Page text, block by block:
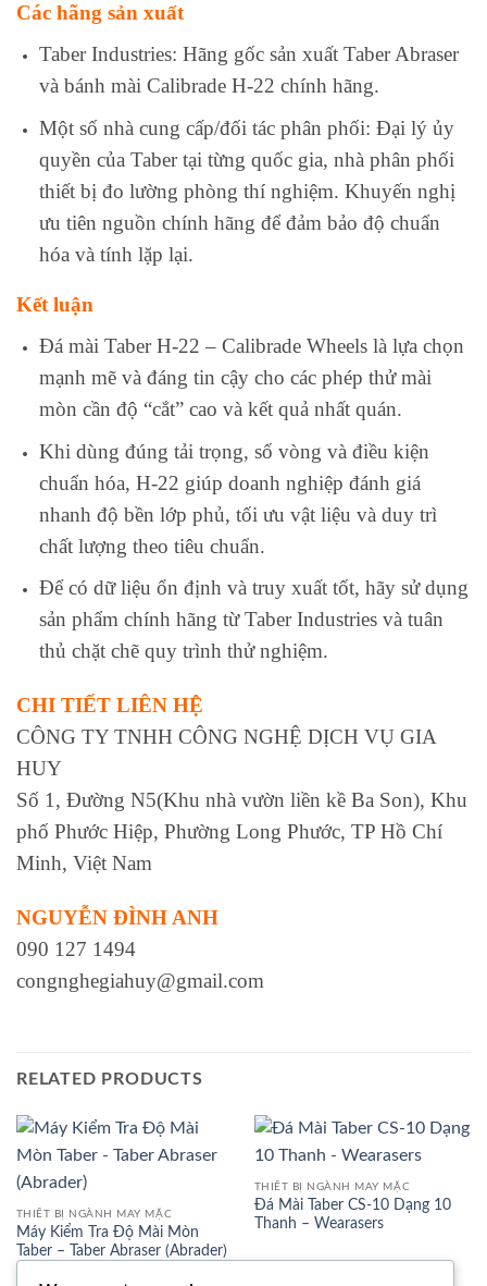
Các hãng sản xuất
Taber Industries: Hãng gốc sản xuất Taber Abraser
và bánh mài Calibrade H-22 chính hãng.
Một số nhà cung cấp/đối tác phân phối: Đại lý ủy
quyền của Taber tại từng quốc gia, nhà phân phối
thiết bị đo lường phòng thí nghiệm. Khuyến nghị
ưu tiên nguồn chính hãng để đảm bảo độ chuẩn
hóa và tính lặp lại.
Kết luận
Đá mài Taber H-22 – Calibrade Wheels là lựa chọn
mạnh mẽ và đáng tin cậy cho các phép thử mài
mòn cần độ “cắt” cao và kết quả nhất quán.
Khi dùng đúng tải trọng, số vòng và điều kiện
chuẩn hóa, H-22 giúp doanh nghiệp đánh giá
nhanh độ bền lớp phủ, tối ưu vật liệu và duy trì
chất lượng theo tiêu chuẩn.
Để có dữ liệu ổn định và truy xuất tốt, hãy sử dụng
sản phẩm chính hãng từ Taber Industries và tuân
thủ chặt chẽ quy trình thử nghiệm.
CHI TIẾT LIÊN HỆ
CÔNG TY TNHH CÔNG NGHỆ DỊCH VỤ GIA
HUY
Số 1, Đường N5(Khu nhà vườn liền kề Ba Son), Khu
phố Phước Hiệp, Phường Long Phước, TP Hồ Chí
Minh, Việt Nam
NGUYỄN ĐÌNH ANH
090 127 1494
congnghegiahuy@gmail.com
RELATED PRODUCTS
THIẾT BỊ NGÀNH MAY MẶC
Máy Kiểm Tra Độ Mài Mòn
Taber – Taber Abraser (Abrader)
THIẾT BỊ NGÀNH MAY MẶC
Đá Mài Taber CS-10 Dạng 10
Thanh – Wearasers